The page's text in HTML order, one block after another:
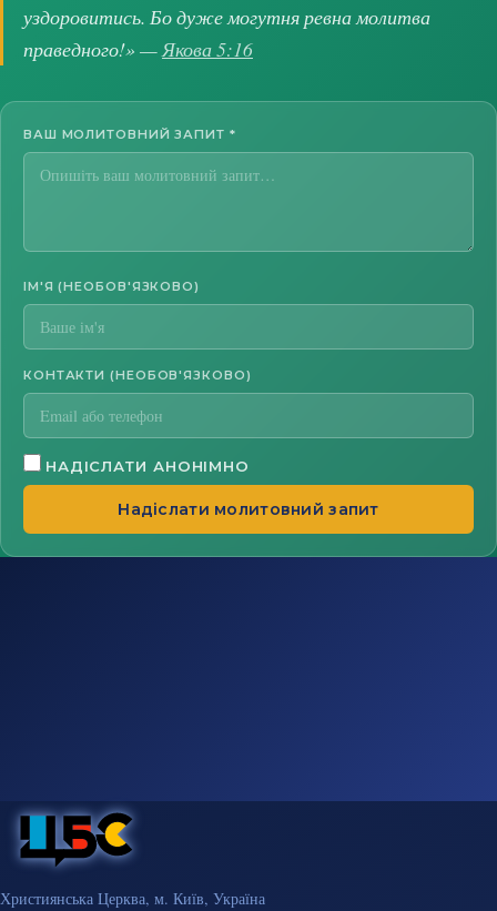
уздоровитись. Бо дуже могутня ревна молитва
праведного!» —Якова 5:16
ВАШ МОЛИТОВНИЙ ЗАПИТ *
ІМ'Я (НЕОБОВ'ЯЗКОВО)
КОНТАКТИ (НЕОБОВ'ЯЗКОВО)
НАДІСЛАТИ АНОНІМНО
Надіслати молитовний запит
Християнська Церква, м. Київ, Україна